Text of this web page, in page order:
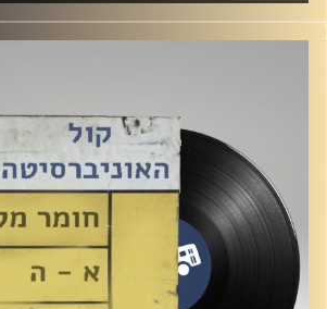
שעה של מוזיקה ישראלית עם לירז מויאל